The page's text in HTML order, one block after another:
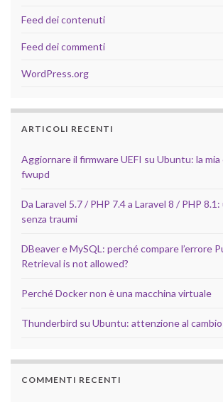
Feed dei contenuti
Feed dei commenti
WordPress.org
ARTICOLI RECENTI
Aggiornare il firmware UEFI su Ubuntu: la mia
fwupd
Da Laravel 5.7 / PHP 7.4 a Laravel 8 / PHP
senza traumi
DBeaver e MySQL: perché compare l’errore
Retrieval is not allowed?
Perché Docker non è una macchina virtuale
Thunderbird su Ubuntu: attenzione al cambio
COMMENTI RECENTI